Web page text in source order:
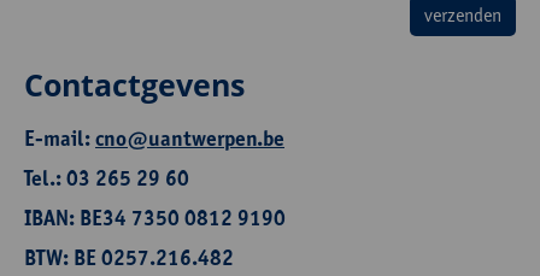
Contactgevens
E-mail:cno@uantwerpen.be
Tel.: 03 265 29 60
IBAN: BE34 7350 0812 9190
BTW: BE 0257.216.482